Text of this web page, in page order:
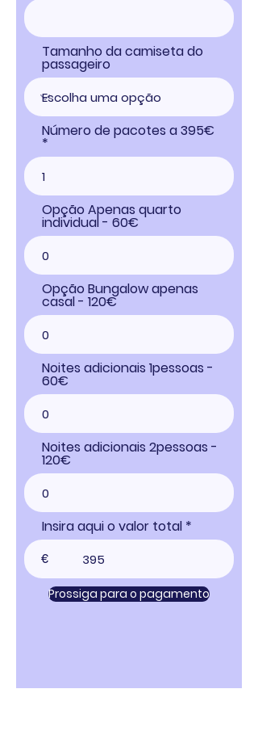
Tamanho da camiseta do
passageiro
Número de pacotes a 395€
Opção Apenas quarto
individual - 60€
Opção Bungalow apenas
casal - 120€
Noites adicionais 1pessoas -
60€
Noites adicionais 2pessoas -
120€
Insira aqui o valor total
€
Prossiga para o pagamento